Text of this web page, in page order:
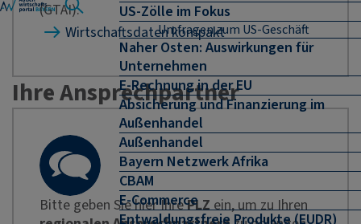
US-Zölle im Fokus
Umfragen zum US-Geschäft
Naher Osten: Auswirkungen für
Unternehmen
E-Rechnung in der EU
Absicherung und Finanzierung im
Außenhandel
Außenhandel
Bayern Netzwerk Afrika
CBAM
E-Commerce
Entwaldungsfreie Produkte (EUDR)
(GTAI).
Wirtschaftsdaten kompakt
Ihre Ansprechpartner
Bitte geben Sie hier IhrePLZein, um zu Ihren